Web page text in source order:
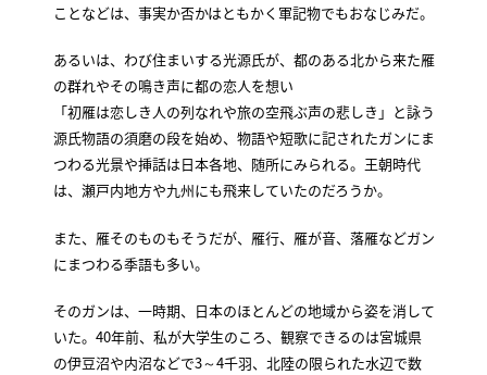
ことなどは、事実か否かはともかく軍記物でもおなじみだ。
あるいは、わび住まいする光源氏が、都のある北から来た雁
の群れやその鳴き声に都の恋人を想い
「初雁は恋しき人の列なれや旅の空飛ぶ声の悲しき」と詠う
源氏物語の須磨の段を始め、物語や短歌に記されたガンにま
つわる光景や挿話は日本各地、随所にみられる。王朝時代
は、瀬戸内地方や九州にも飛来していたのだろうか。
また、雁そのものもそうだが、雁行、雁が音、落雁などガン
にまつわる季語も多い。
そのガンは、一時期、日本のほとんどの地域から姿を消して
いた。40年前、私が大学生のころ、観察できるのは宮城県
の伊豆沼や内沼などで3～4千羽、北陸の限られた水辺で数